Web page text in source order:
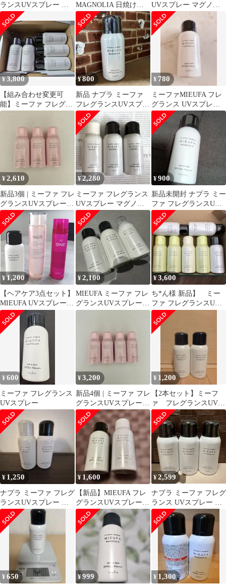
ランスUVスプレー マ
グノリア
MAGNOLIA 日焼け止
めスプレー 2本セット
UVスプレー マグノリ
ア 80g
¥3,800
【組み合わせ変更可
能】ミーファ フレグラ
ンスＵＶスプレー＜マ
¥800
新品 ナプラ ミーファ
フレグランスUVスプレ
ー マグノリア
¥ 780
ミーファMIEUFA フレ
グランス UVスプレー
『マグノリア』新品・
ナプラ
¥2,610
新品3個 | ミーファ フレ
グランスUVスプレー |
テンダーリリィ
¥2,280
ミーファ フレグランス
UVスプレー マグノリ
ア＆ホワイトティー 新
品未開封
¥900
新品未開封 ナプラ ミー
ファ フレグランスUV
スプレー マグノリア
¥1,200
【ヘアケア3点セット】
MIEUFA UVスプレー &
melt &ケープONE
¥2,100
MIEUFA ミーファ フレ
グランスUVスプレー3
本セット マグノリア
¥3,600
ち*ん様 新品】 ミー
ファ フレグランスUV
スプレー 7本セット
¥600
ミーファ フレグランス
UVスプレー
¥3,200
新品4個 | ミーファ フレ
グランスUVスプレー |
テンダーリリィ
¥ 1,200
【2本セット】ミーフ
ァ フレグランスUVス
プレー マグノリア
日焼け止め
¥ 1,250
ナプラ ミーファ フレグ
ランスUVスプレー シ
ーソルト マグノリア 2
本
¥ 1,600
【新品】MIEUFA フレ
グランスUVスプレー
マグノリア & ペアブリ
ーズ
¥2,599
ナプラ ミーファ フレグ
ランス UVスプレー マ
グノリア 3本 日焼け止
め
¥650 ¥999 ¥ 1,300